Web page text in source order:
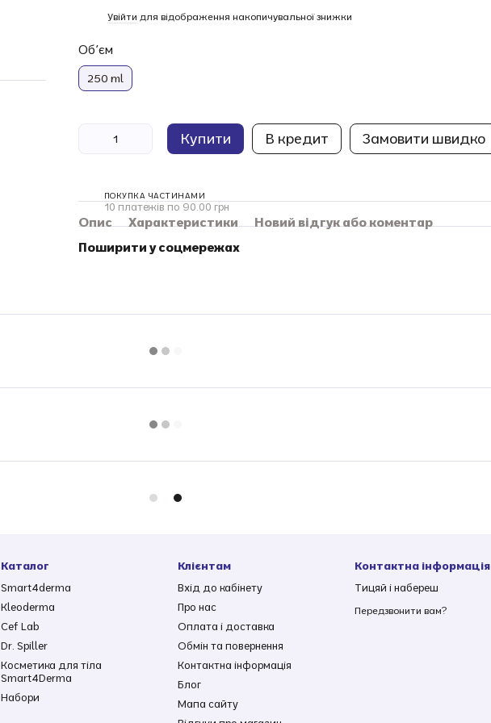
Увійти для відображення накопичувальної знижки
Обʼєм
250 ml
Купити В кредит Замовити швидко
ПОКУПКА ЧАСТИНАМИ
10 платежів по 90.00 грн
Опис Характеристики
Новий відгук або коментар
Поширити у соцмережах
Каталог
Smart4derma
Kleoderma
Cef Lab
Dr. Spiller
Косметика для тіла
Smart4Derma
Набори
Клієнтам
Вхід до кабінету
Про нас
Оплата і доставка
Обмін та повернення
Контактна інформація
Блог
Мапа сайту
Контактна інформація
Тицяй і набереш
Передзвонити вам?